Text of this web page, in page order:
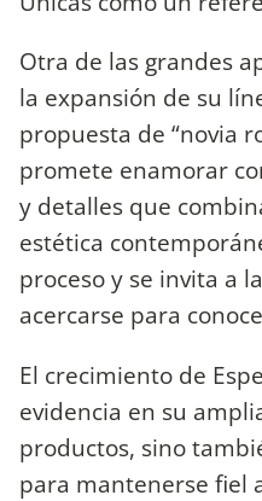
Otra de las grandes
la expansión de su
propuesta de “novia
promete enamorar
y detalles que
estética
proceso y se invita a
acercarse para
El crecimiento de
evidencia en su
productos, sino
para mantenerse fiel